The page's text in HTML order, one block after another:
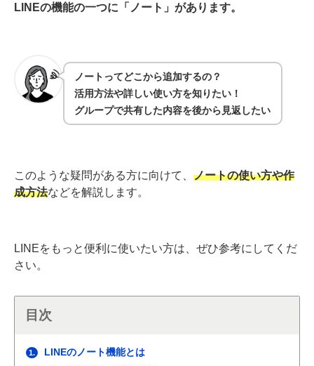
LINEの機能の一つに「ノート」があります。
ノートってどこから追加するの？
活用方法や詳しい使い方を知りたい！
グループで共有した内容を後から見返したい
このような疑問がある方に向けて、 ノートの使い方や作
成方法などを解説します。
LINEをもっと便利に使いたい方は、ぜひ参考にしてくだ
さい。
目次
1. LINEのノート機能とは